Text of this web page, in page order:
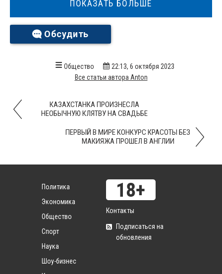
ПОКАЗАТЬ БОЛЬШЕ
Обсудить
Общество
22:13, 6 октября 2023
Все статьи автора Anton
КАЗАХСТАНКА ПРОИЗНЕСЛА
НЕОБЫЧНУЮ КЛЯТВУ НА СВАДЬБЕ
ПЕРВЫЙ В МИРЕ КОНКУРС КРАСОТЫ БЕЗ
МАКИЯЖА ПРОШЕЛ В АНГЛИИ
Политика
Экономика
Общество
Спорт
Наука
Шоу-бизнес
Контакты
Подписаться на
обновления